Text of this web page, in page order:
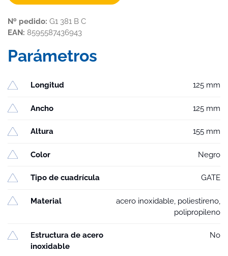
Nº pedido: G1 381 B C
EAN: 8595587436943
Parámetros
Longitud 125 mm
Ancho 125 mm
Altura 155 mm
Color Negro
Tipo de cuadrícula GATE
Material
acero inoxidable, poliestireno,
polipropileno
Estructura de acero
inoxidable
No